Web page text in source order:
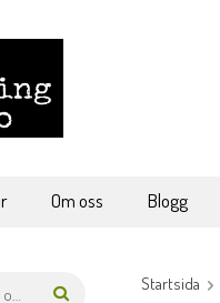
Om oss Blogg
Startsida